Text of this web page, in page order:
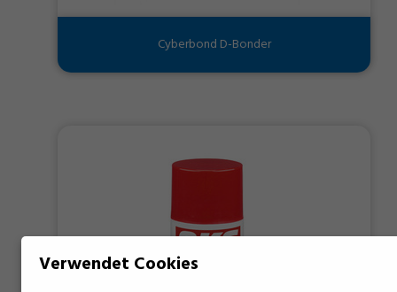
Cyberbond D-Bonder
Verwendet Cookies